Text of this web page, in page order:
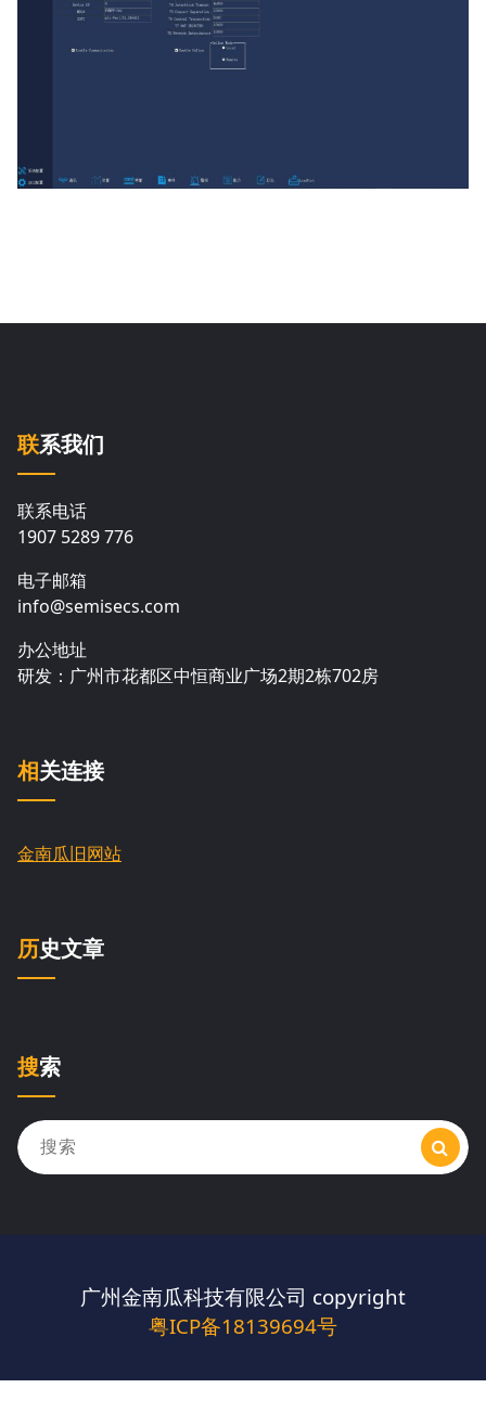
联系我们
联系电话
1907 5289 776
电子邮箱
info@semisecs.com
办公地址
研发：广州市花都区中恒商业广场2期2栋702房
相关连接
金南瓜旧网站
历史文章
搜索
搜
索：
广州金南瓜科技有限公司 copyright
粤ICP备18139694号